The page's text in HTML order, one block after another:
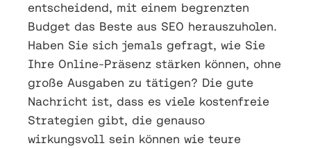
entscheidend, mit einem begrenzten
Budget das Beste aus SEO herauszuholen.
Haben Sie sich jemals gefragt, wie Sie
Ihre Online-Präsenz stärken können, ohne
große Ausgaben zu tätigen? Die gute
Nachricht ist, dass es viele kostenfreie
Strategien gibt, die genauso
wirkungsvoll sein können wie teure